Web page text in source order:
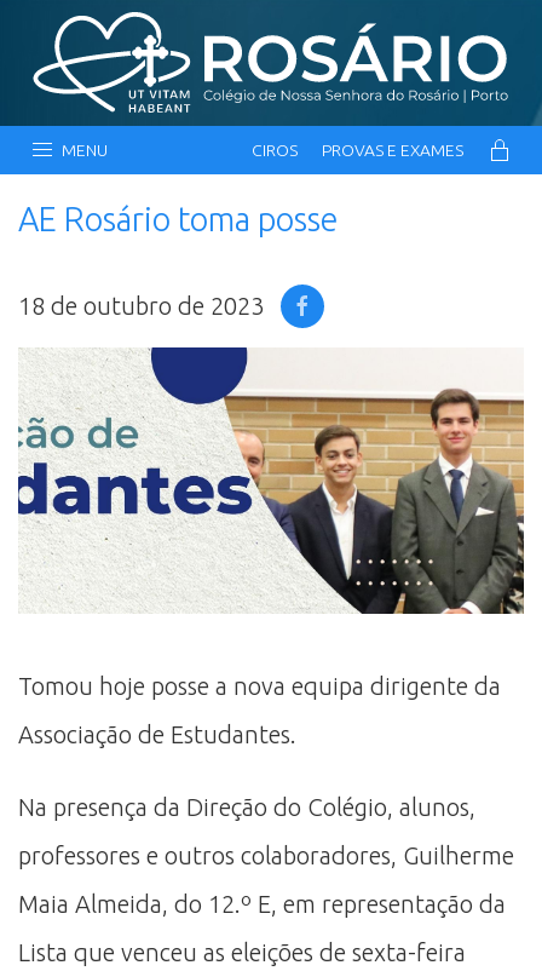
MENU CIROS PROVAS E EXAMES
AE Rosário toma posse
18 de outubro de 2023
Tomou hoje posse a nova equipa dirigente da
Associação de Estudantes.
Na presença da Direção do Colégio, alunos,
professores e outros colaboradores, Guilherme
Maia Almeida, do 12.º E, em representação da
Lista que venceu as eleições de sexta-feira